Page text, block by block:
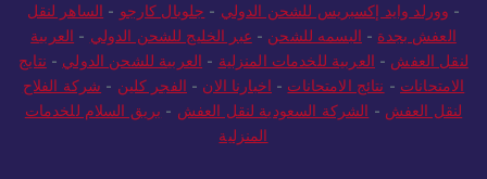
- وورلد وايد إكسبريس للشحن الدولي - جلوبال كارجو - الساهر لنقل
العفش بجدة - البسمه للشحن - عبر الخليج للشحن الدولي - العربية
لنقل العفش - العربية للخدمات المنزلية - العربية للشحن الدولي - نتايج
الامتحانات - نتائج الامتحانات - اخبارنا الان - الفجر كلين - شركة الفلاح
لنقل العفش - الشركة السعودية لنقل العفش - بريق السلام للخدمات
المنزلية